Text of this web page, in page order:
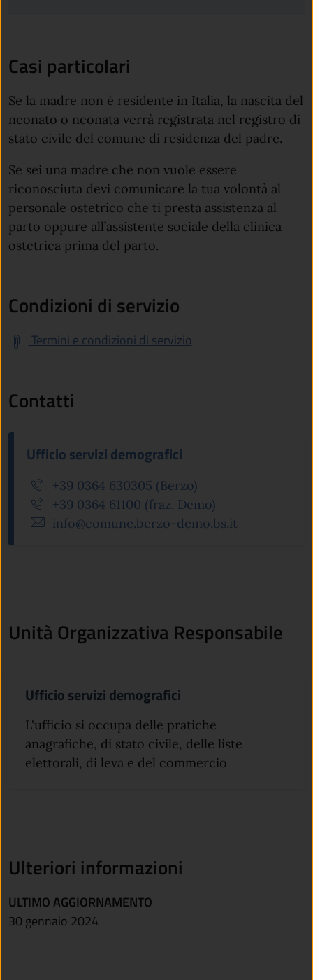
Casi particolari
Se la madre non è residente in Italia, la nascita del
neonato o neonata verrà registrata nel registro di
stato civile del comune di residenza del padre.
Se sei una madre che non vuole essere
riconosciuta devi comunicare la tua volontà al
personale ostetrico che ti presta assistenza al
parto oppure all’assistente sociale della clinica
ostetrica prima del parto.
Condizioni di servizio
Termini e condizioni di servizio
Contatti
Ufficio servizi demografici
+39 0364 630305 (Berzo)
+39 0364 61100 (fraz. Demo)
info@comune.berzo-demo.bs.it
Unità Organizzativa Responsabile
Ufficio servizi demografici
L'ufficio si occupa delle pratiche
anagrafiche, di stato civile, delle liste
elettorali, di leva e del commercio
Ulteriori informazioni
ULTIMO AGGIORNAMENTO
30 gennaio 2024